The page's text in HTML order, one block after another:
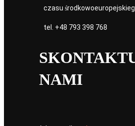
czasu
tel. +48 793 398 768
NAMI